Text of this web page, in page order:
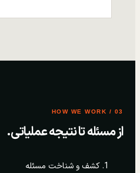
03 / HOW WE WORK
از مسئله تا نتیجه عملیاتی.
کشف و شناخت مسئله